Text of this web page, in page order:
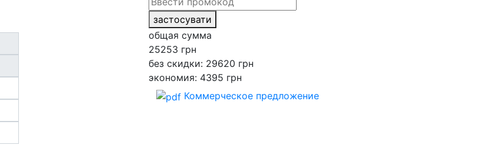
застосувати
общая сумма
25253 грн
без скидки: 29620 грн
экономия: 4395 грн
Коммерческое предложение